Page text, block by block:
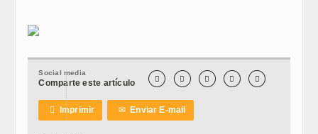
Social media
Comparte este artículo     
 Imprimir ✉Enviar E-mail